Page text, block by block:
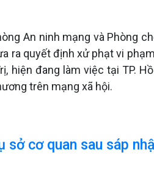
An ninh mạng và Phòng
ra quyết định xử phạt vi
hiện đang làm việc tại TP.
trên mạng xã hội.
sở cơ quan sau sáp